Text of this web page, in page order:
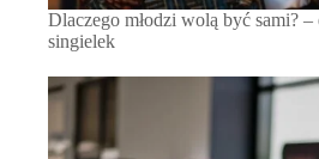
Dlaczego młodzi wolą być sami? –
singielek